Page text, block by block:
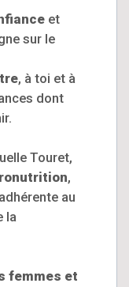
et
sur le
, à toi et à
dont
Touret,
,
au
la
femmes et